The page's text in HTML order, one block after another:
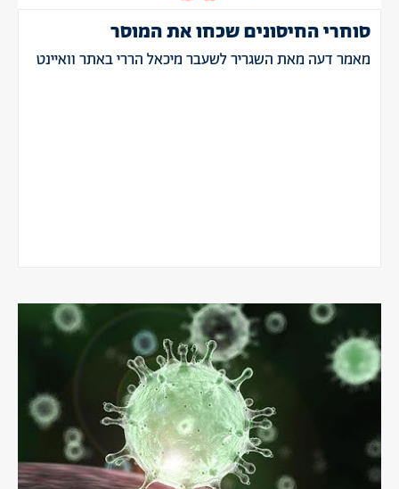
סוחרי החיסונים שכחו את המוסר
מאמר דעה מאת השגריר לשעבר מיכאל הררי באתר וואיינט